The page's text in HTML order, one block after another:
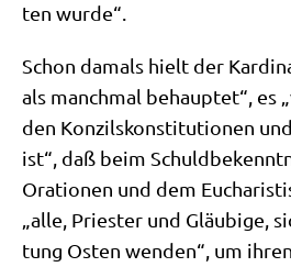
ten wurde“.
Schon damals hielt der
als manch­mal behaup­tet“,
den Kon­zils­kon­sti­tu­tio­nen
ist“, daß beim
Ora­tio­nen und dem
„alle, Prie­ster und Gläu­bi­ge,
tung Osten wen­den“, um